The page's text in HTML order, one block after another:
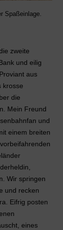
Spaßeinlage.
zweite
und eilig
aus
krosse
die
Mein Freund
und
einem breiten
Wir springen
und recken
Eifrig posten
eines